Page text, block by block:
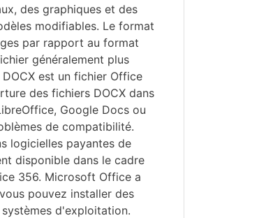
des graphiques et des
modifiables. Le format
par rapport au format
généralement plus
est un fichier Office
des fichiers DOCX dans
Google Docs ou
de compatibilité.
logicielles payantes de
disponible dans le cadre
356. Microsoft Office a
pouvez installer des
d'exploitation.